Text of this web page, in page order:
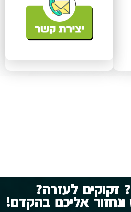
זקוקים לעזרה?
אליכם בהקדם!